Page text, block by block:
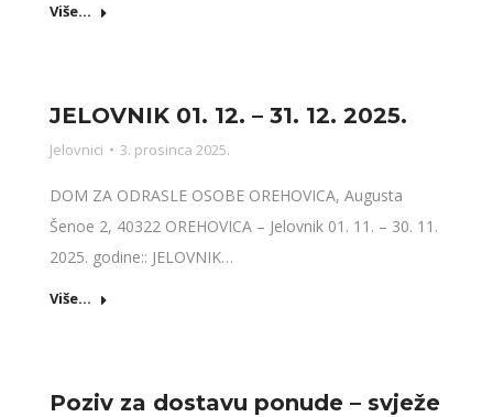
Više...
JELOVNIK 01. 12. – 31. 12. 2025.
Jelovnici 3. prosinca 2025.
DOM ZA ODRASLE OSOBE OREHOVICA, Augusta
Šenoe 2, 40322 OREHOVICA – Jelovnik 01. 11. – 30. 11.
2025. godine:: JELOVNIK…
Više...
Poziv za dostavu ponude – svježe